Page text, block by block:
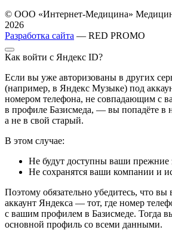
© ООО «Интернет-Медицина»
2026
Разработка сайта — RED PROMO
Как войти с Яндекс ID?
Если вы уже авторизованы в других
(например, в Яндекс Музыке) под
номером телефона, не совпадающим с
в профиле Базисмеда, — вы попадёте в
а не в свой старый.
В этом случае:
Не будут доступны ваши прежние
Не сохранятся ваши компании и
Поэтому обязательно убедитесь, что
аккаунт Яндекса — тот, где номер
с вашим профилем в Базисмеде. Тогда
основной профиль со всеми данными.